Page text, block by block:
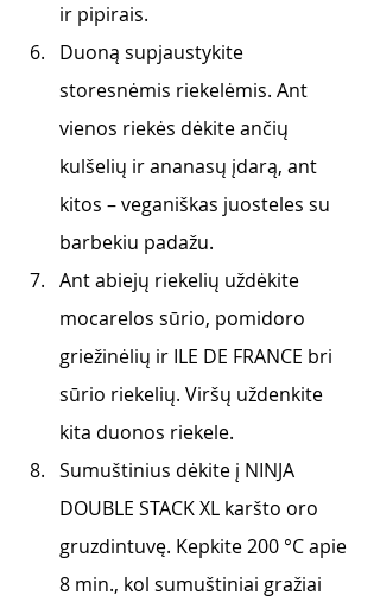
ir pipirais.
Duoną supjaustykite
storesnėmis riekelėmis. Ant
vienos riekės dėkite ančių
kulšelių ir ananasų įdarą, ant
kitos – veganiškas juosteles su
barbekiu padažu.
Ant abiejų riekelių uždėkite
mocarelos sūrio, pomidoro
griežinėlių ir ILE DE FRANCE bri
sūrio riekelių. Viršų uždenkite
kita duonos riekele.
Sumuštinius dėkite į NINJA
DOUBLE STACK XL karšto oro
gruzdintuvę. Kepkite 200 °C apie
8 min., kol sumuštiniai gražiai